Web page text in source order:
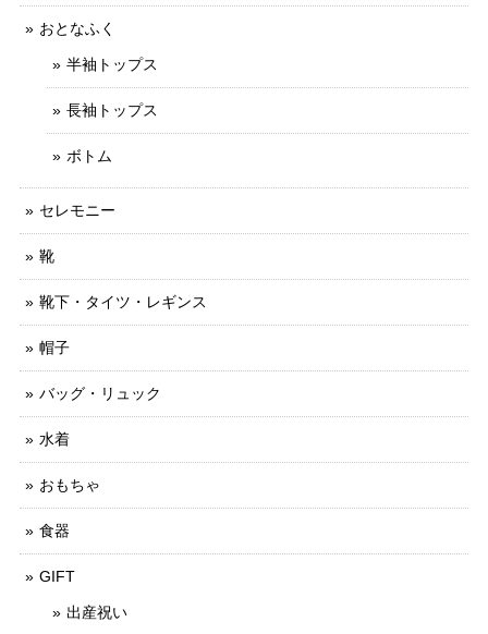
おとなふく
半袖トップス
長袖トップス
ボトム
セレモニー
靴
靴下・タイツ・レギンス
帽子
バッグ・リュック
水着
おもちゃ
食器
GIFT
出産祝い